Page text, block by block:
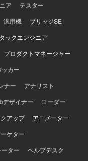
議論できる方を歓
強みを尊重し技術
る方に活躍してい
へ導入し、現場か
ダクトを改善して
生している課題を
プロダクトとして
両立するために、
の進め方そのもの
ンドとバックエン
はテックリードと
ンテナ環境
トエンド、REST
。
ア
テスター
汎用機
ブリッジSE
ックエンジニア
プロダクトマネージャー
カー
ナー
アナリスト
デザイナー
コーダー
アップ
アニメーター
ケター
ター
ヘルプデスク